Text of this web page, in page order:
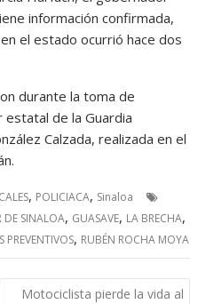
información confirmada,
el estado ocurrió hace dos
durante la toma de
de la Guardia
Calzada, realizada en el
, POLICIACA, Sinaloa
DE SINALOA, GUASAVE, LA BRECHA,
PREVENTIVOS, RUBÉN ROCHA MOYA
Motociclista pierde la vida al